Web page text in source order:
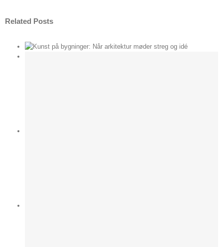
Related Posts